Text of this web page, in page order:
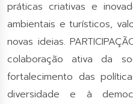
práticas criativas e
ambientais e turísticos,
novas ideias.
colaboração ativa da
fortalecimento das
diversidade e à